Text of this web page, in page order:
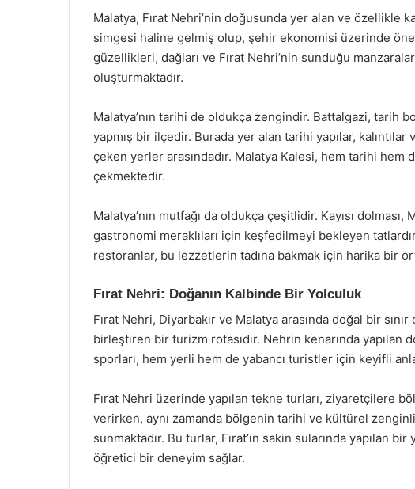
Malatya, Fırat Nehri’nin doğusunda yer alan ve özellikle
simgesi haline gelmiş olup, şehir ekonomisi üzerinde
güzellikleri, dağları ve Fırat Nehri’nin sunduğu
oluşturmaktadır.
Malatya’nın tarihi de oldukça zengindir. Battalgazi, tarih
yapmış bir ilçedir. Burada yer alan tarihi yapılar,
çeken yerler arasındadır. Malatya Kalesi, hem tarihi hem
çekmektedir.
Malatya’nın mutfağı da oldukça çeşitlidir. Kayısı
gastronomi meraklıları için keşfedilmeyi bekleyen
restoranlar, bu lezzetlerin tadına bakmak için harika bir
Fırat Nehri: Doğanın Kalbinde Bir Yolculuk
Fırat Nehri, Diyarbakır ve Malatya arasında doğal bir
birleştiren bir turizm rotasıdır. Nehrin kenarında yapılan
sporları, hem yerli hem de yabancı turistler için keyifli
Fırat Nehri üzerinde yapılan tekne turları, ziyaretçilere
verirken, aynı zamanda bölgenin tarihi ve kültürel
sunmaktadır. Bu turlar, Fırat’ın sakin sularında yapılan
öğretici bir deneyim sağlar.